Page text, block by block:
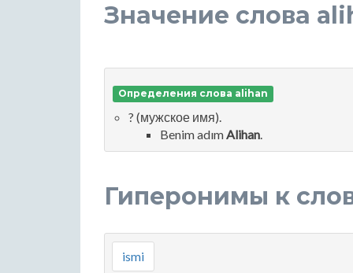
Значение слова
Определения слова alihan
? (мужское имя).
Benim adımAlihan.
Гиперонимы к
ismi